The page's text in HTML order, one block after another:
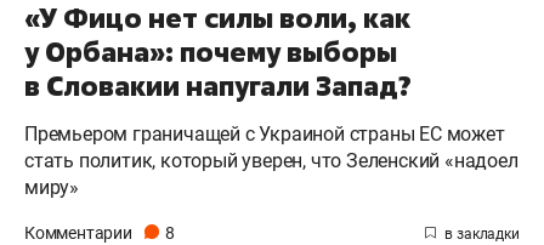
«У Фицо нет силы воли, как
у Орбана»: почему выборы
в Словакии напугали Запад?
Премьером граничащей с Украиной страны ЕС может
стать политик, который уверен, что Зеленский «надоел
миру»
Комментарии 8